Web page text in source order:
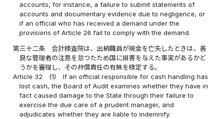
accounts, for instance, a failure to submit statements of
accounts and documentary evidence due to negligence, or
if an official who has received a demand under the
provisions of Article 26 fail to comply with the demand.
第三十二条
会計検査院は、出納職員が現金を亡失したときは、善
良な管理者の注意を怠つたため国に損害を与えた事実があるかど
うかを審理し、その弁償責任の有無を検定する。
Article 32
(1)
If an official responsible for cash handling has
lost cash, the Board of Audit examines whether they have in
fact caused damage to the State through their failure to
exercise the due care of a prudent manager, and
adjudicates whether they are liable to indemnify.